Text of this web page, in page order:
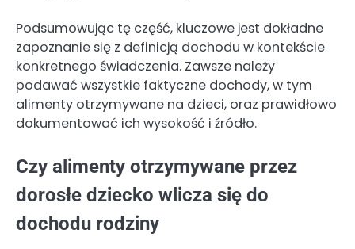
Podsumowując tę część, kluczowe jest dokładne
zapoznanie się z definicją dochodu w kontekście
konkretnego świadczenia. Zawsze należy
podawać wszystkie faktyczne dochody, w tym
alimenty otrzymywane na dzieci, oraz prawidłowo
dokumentować ich wysokość i źródło.
Czy alimenty otrzymywane przez
dorosłe dziecko wlicza się do
dochodu rodziny